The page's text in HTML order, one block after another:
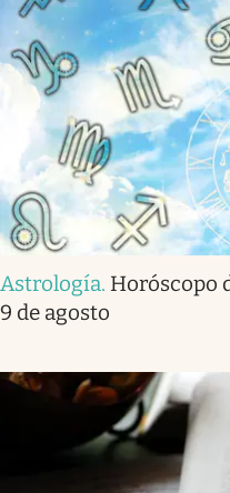
Astrología. Horóscopo
9 de agosto